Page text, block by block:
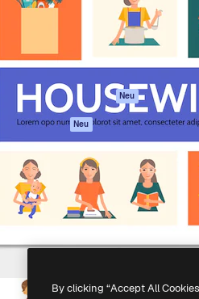
KI-Videogenerator
Stimmengenerator
Stock-Inhalte
MCP für
Claude/ChatGPT
Neu
Agenten Neu
API
Mobile App
Alle Magnific-Tools
AGB
Originale
Cookie-
Partner
By clicking “Accept All